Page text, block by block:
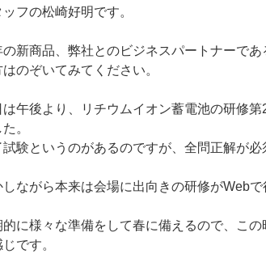
ッフの松崎好明です。
の新商品、弊社とのビジネスパートナーであ
はのぞいてみてください。
は午後より、リチウムイオン蓄電池の研修
。
試験というのがあるのですが、全問正解が必
しながら本来は会場に出向きの研修がWeb
的に様々な準備をして春に備えるので、こ
です。